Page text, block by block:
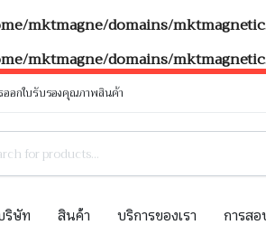
mktmagne/domains/
mktmagne/domains/
ออกใบรับรองคุณภาพสินค้า
ริษัท สินค้า บริการของเรา การสอ